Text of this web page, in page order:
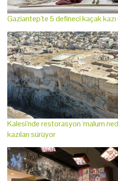
Gaziantep'te 5 defineci kaçak kazı
Kalesi'nde restorasyon 'malum
kazıları sürüyor